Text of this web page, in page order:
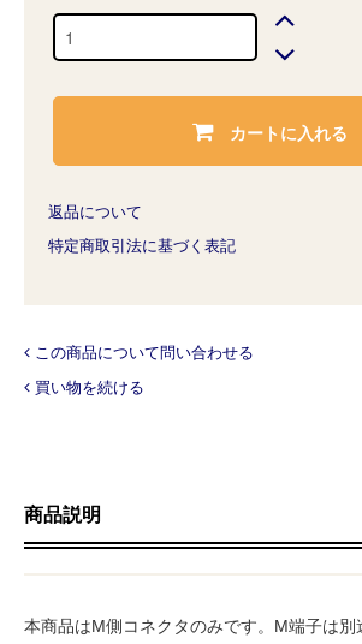
カートに入れる
返品について
特定商取引法に基づく表記
この商品について問い合わせる
買い物を続ける
商品説明
本商品はM側コネクタのみです。M端子は別